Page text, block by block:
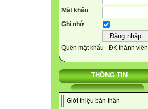
Mật khẩu
Ghi nhớ
Quên mật khẩu ĐK thành viên
THÔNG TIN
Giới thiệu bản thân